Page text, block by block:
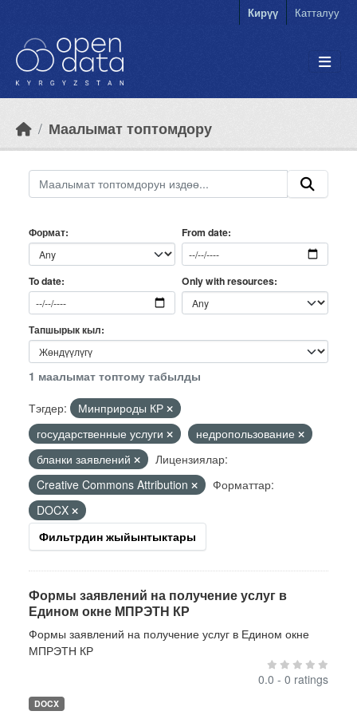
Кирүү Катталуу
Маалымат топтомдору
Формат From date
To date Only with resources
Тапшырык кыл
1 маалымат топтому табылды
Тэгдер:
Минприроды КР
государственные услуги
недропользование
бланки заявлений
Лицензиялар:
Creative Commons Attribution
Форматтар:
DOCX
Фильтрдин жыйынтыктары
Формы заявлений на получение услуг в
Едином окне МПРЭТН КР
Формы заявлений на получение услуг в Едином окне
МПРЭТН КР
0.0 - 0 ratings
DOCX